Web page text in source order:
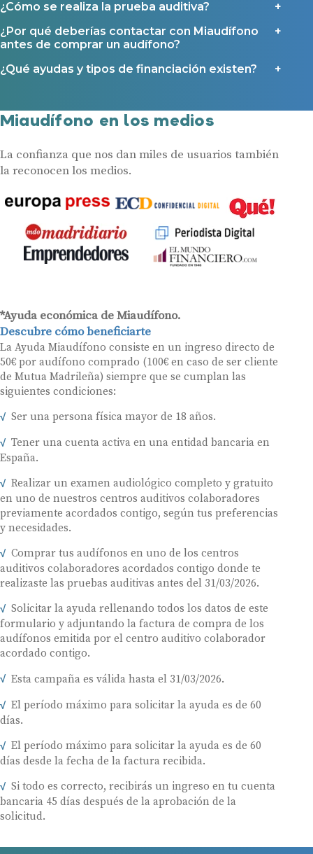
¿Cómo se realiza la prueba auditiva?
¿Por qué deberías contactar con Miaudífono
antes de comprar un audífono?
¿Qué ayudas y tipos de financiación existen?
Miaudífono en los medios
La confianza que nos dan miles de usuarios también
la reconocen los medios.
*Ayuda económica de Miaudífono.
Descubre cómo beneficiarte
La Ayuda Miaudífono consiste en un ingreso directo de
50€ por audífono comprado (100€ en caso de ser cliente
de Mutua Madrileña) siempre que se cumplan las
siguientes condiciones:
Ser una persona física mayor de 18 años.
Tener una cuenta activa en una entidad bancaria en
España.
Realizar un examen audiológico completo y gratuito
en uno de nuestros centros auditivos colaboradores
previamente acordados contigo, según tus preferencias
y necesidades.
Comprar tus audífonos en uno de los centros
auditivos colaboradores acordados contigo donde te
realizaste las pruebas auditivas antes del 31/03/2026.
Solicitar la ayuda rellenando todos los datos de este
formulario y adjuntando la factura de compra de los
audífonos emitida por el centro auditivo colaborador
acordado contigo.
Esta campaña es válida hasta el 31/03/2026.
El período máximo para solicitar la ayuda es de 60
días.
El período máximo para solicitar la ayuda es de 60
días desde la fecha de la factura recibida.
Si todo es correcto, recibirás un ingreso en tu cuenta
bancaria 45 días después de la aprobación de la
solicitud.
Ayudas para audífonos en Galicia